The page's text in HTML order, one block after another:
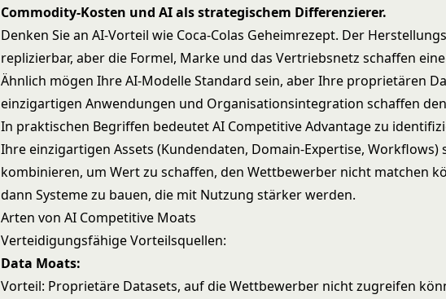
Commodity-Kosten und AI als strategischem Differenzierer.
Denken Sie an AI-Vorteil wie Coca-Colas Geheimrezept. Der
replizierbar, aber die Formel, Marke und das Vertriebsnetz schaffen
Ähnlich mögen Ihre AI-Modelle Standard sein, aber Ihre proprietären
einzigartigen Anwendungen und Organisationsintegration schaffen
In praktischen Begriffen bedeutet AI Competitive Advantage zu
Ihre einzigartigen Assets (Kundendaten, Domain-Expertise, Workflows)
kombinieren, um Wert zu schaffen, den Wettbewerber nicht matchen
dann Systeme zu bauen, die mit Nutzung stärker werden.
Arten von AI Competitive Moats
Verteidigungsfähige Vorteilsquellen:
Data Moats:
Vorteil: Proprietäre Datasets, auf die Wettbewerber nicht zugreifen